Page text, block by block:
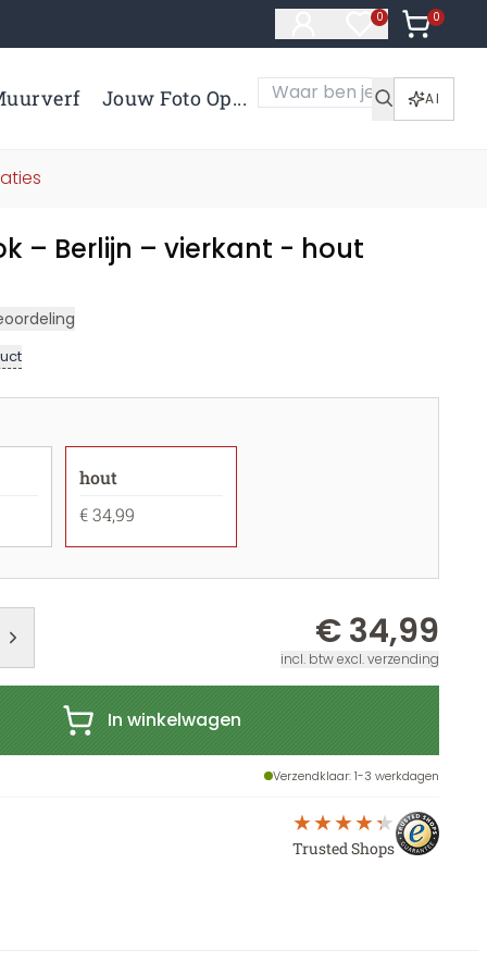
0
Artikelen in
0
Artikelen
Jouw Foto Op... AI
– Berlijn – vierkant - hout
hout
€ 34,99
€ 34,99
incl. btw excl. verzending
In winkelwagen
Verzendklaar: 1-3 werkdagen
Trusted Shops